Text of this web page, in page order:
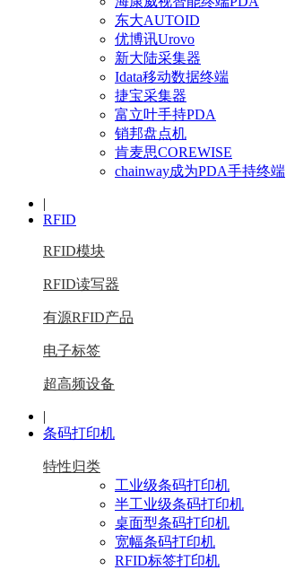
东大AUTOID
优博讯Urovo
新大陆采集器
Idata移动数据终端
捷宝采集器
富立叶手持PDA
销邦盘点机
肯麦思COREWISE
chainway成为PDA手持终端
|
RFID
RFID模块
RFID读写器
有源RFID产品
电子标签
超高频设备
|
条码打印机
特性归类
工业级条码打印机
半工业级条码打印机
桌面型条码打印机
宽幅条码打印机
RFID标签打印机